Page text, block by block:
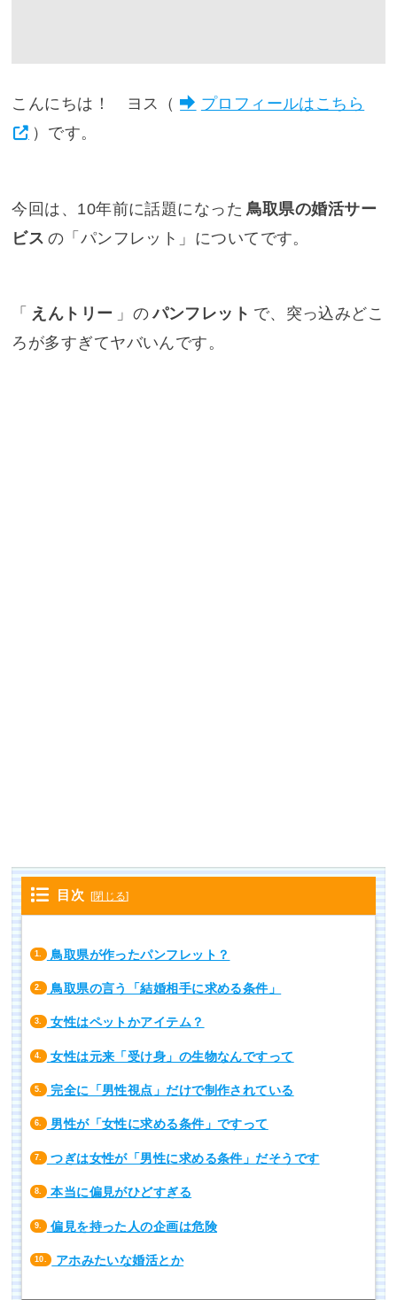
こんにちは！ ヨス（
プロフィールはこちら
）です。
今回は、10年前に話題になった 鳥取県の婚活サー
ビス の「パンフレット」についてです。
「 えんトリー 」のパンフレット で、突っ込みどこ
ろが多すぎてヤバいんです。
目次 [閉じる]
1. 鳥取県が作ったパンフレット？
2. 鳥取県の言う「結婚相手に求める条件」
3. 女性はペットかアイテム？
4. 女性は元来「受け身」の生物なんですって
5. 完全に「男性視点」だけで制作されている
6. 男性が「女性に求める条件」ですって
7. つぎは女性が「男性に求める条件」だそうです
8. 本当に偏見がひどすぎる
9. 偏見を持った人の企画は危険
10. アホみたいな婚活とか